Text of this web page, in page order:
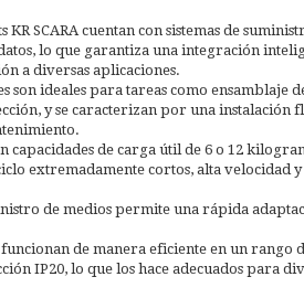
KR SCARA cuentan con sistemas de
lo que garantiza una integración
a diversas aplicaciones.
son ideales para tareas como ensamblaje
y se caracterizan por una instalación
capacidades de carga útil de 6 o 12
extremadamente cortos, alta velocidad
de medios permite una rápida
funcionan de manera eficiente en un rango
IP20, lo que los hace adecuados para